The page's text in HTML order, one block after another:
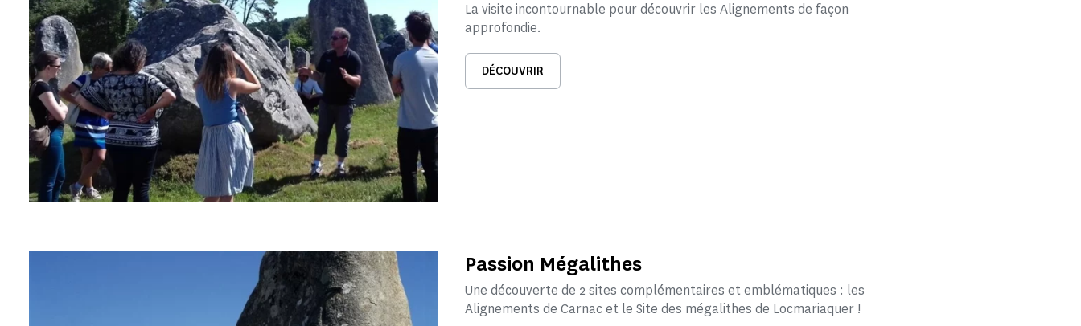
La visite incontournable pour découvrir les Alignements de façon
approfondie.
DÉCOUVRIR
Passion Mégalithes
Une découverte de 2 sites complémentaires et emblématiques : les
Alignements de Carnac et le Site des mégalithes de Locmariaquer !